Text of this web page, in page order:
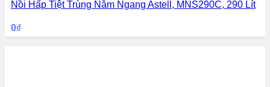
Nồi Hấp Tiệt Trùng Nằm Ngang Astell, MNS290C, 290 Lít
0₫